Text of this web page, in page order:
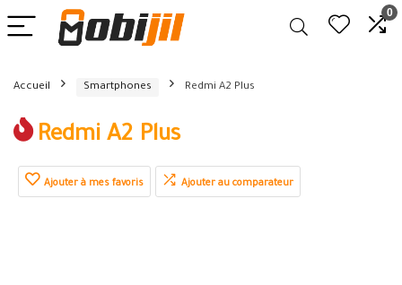
0
Accueil Smartphones Redmi A2 Plus
Redmi A2 Plus
Ajouter à mes favoris Ajouter au comparateur